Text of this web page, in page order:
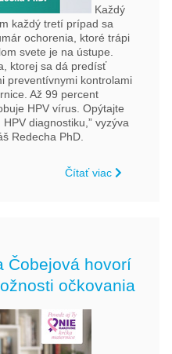
Každý
každý tretí prípad sa
ochorenia, ktoré trápi
svete je na ústupe.
ktorej sa dá predísť
preventívnymi kontrolami
Až 99 percent
HPV vírus. Opýtajte
diagnostiku,” vyzýva
Redecha PhD.
Čítať viac
Čobejová hovorí
očkovania